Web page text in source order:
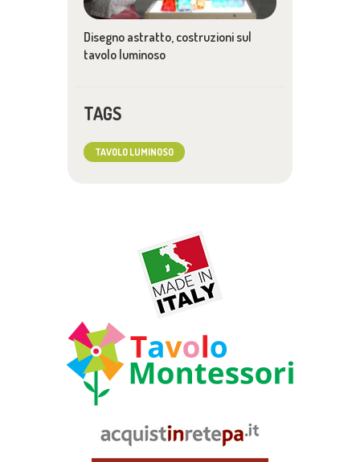
Disegno astratto, costruzioni sul
tavolo luminoso
TAGS
TAVOLO LUMINOSO